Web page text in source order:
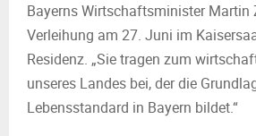
Bayerns Wirtschaftsminister Martin
Verleihung am 27. Juni im
Residenz. „Sie tragen zum
unseres Landes bei, der die
Lebensstandard in Bayern bildet.“